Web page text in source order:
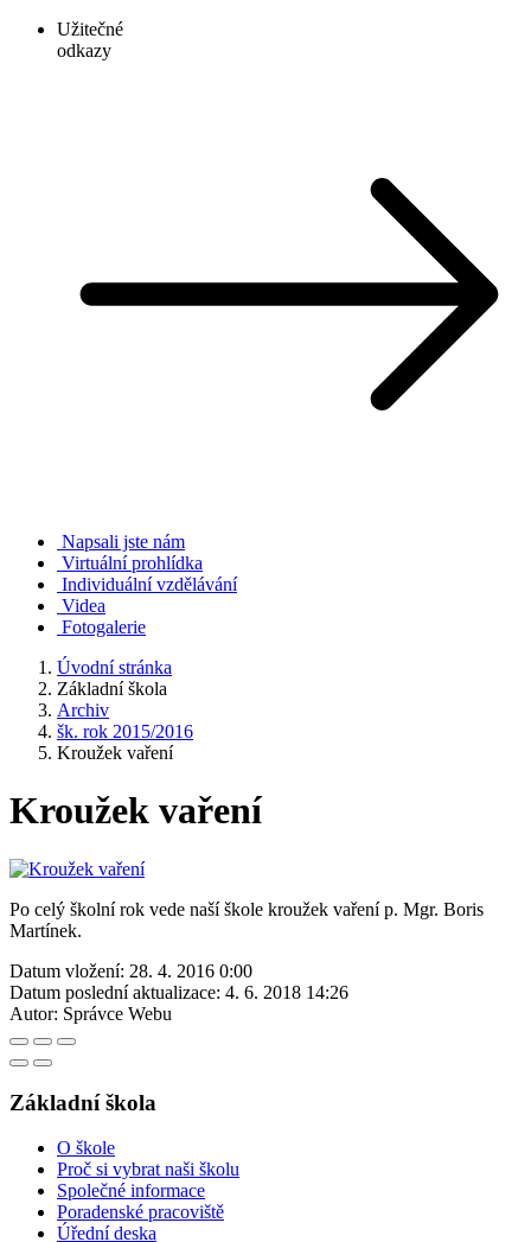
Užitečné
odkazy
Napsali jste nám
Virtuální prohlídka
Individuální vzdělávání
Videa
Fotogalerie
Úvodní stránka
Základní škola
Archiv
šk. rok 2015/2016
Kroužek vaření
Kroužek vaření
Po celý školní rok vede naší škole kroužek vaření p. Mgr. Boris
Martínek.
Datum vložení: 28. 4. 2016 0:00
Datum poslední aktualizace: 4. 6. 2018 14:26
Autor: Správce Webu
Základní škola
O škole
Proč si vybrat naši školu
Společné informace
Poradenské pracoviště
Úřední deska